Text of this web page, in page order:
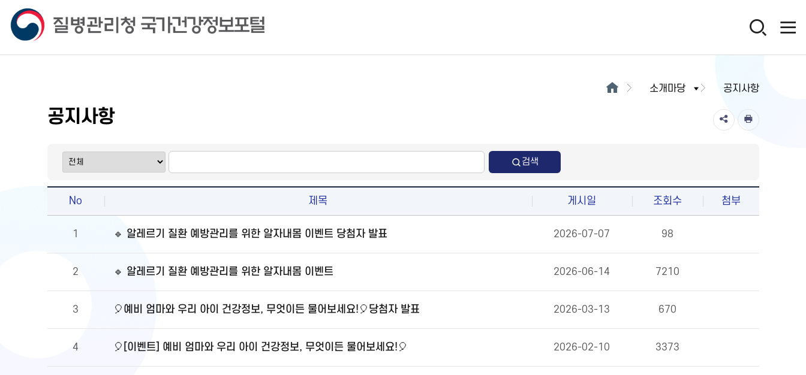
소개마당 공지사항
공지사항
검색
No 제목 게시일 조회수 첨부
1 🔹 알레르기 질환 예방관리를 위한 알자내몸 이벤트 당첨자 발표 2026-07-07 98
2 🔹 알레르기 질환 예방관리를 위한 알자내몸 이벤트 2026-06-14 7210
3 🎈예비 엄마와 우리 아이 건강정보, 무엇이든 물어보세요!🎈당첨자 발표 2026-03-13 670
4 🎈[이벤트] 예비 엄마와 우리 아이 건강정보, 무엇이든 물어보세요!🎈 2026-02-10 3373